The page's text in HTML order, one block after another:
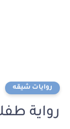
روايات شيقه
رواية